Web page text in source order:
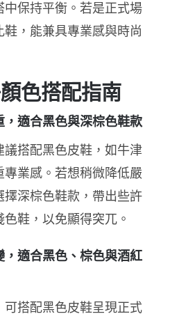
保持平衡。若是正式場
，能兼具專業感與時尚
色搭配指南
適合黑色與深棕色鞋款
搭配黑色皮鞋，如牛津
業感。若想稍微降低嚴
擇深棕色鞋款，帶出些許
色鞋，以免顯得突兀 。
適合黑色、棕色與酒紅
搭配黑色皮鞋呈現正式